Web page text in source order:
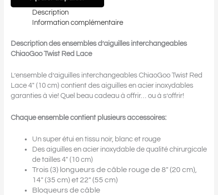
Description
Information complémentaire
Description des ensembles d’aiguilles interchangeables
ChiaoGoo Twist Red Lace
L’ensemble d’aiguilles interchangeables ChiaoGoo Twist Red
Lace 4″ (10 cm) contient des aiguilles en acier inoxydables
garanties à vie! Quel beau cadeau à offrir… ou à s’offrir!
Chaque ensemble contient plusieurs accessoires:
Un super étui en tissu noir, blanc et rouge
Des aiguilles en acier inoxydable de qualité chirurgicale
de tailles 4″ (10 cm)
Trois (3) longueurs de câble rouge de 8″ (20 cm),
14″ (35 cm) et 22″ (55 cm)
Bloqueurs de câble